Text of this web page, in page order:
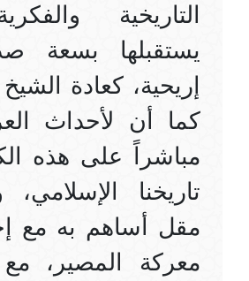
التاريخية
يستقبلها بسعة
إريحية، كعادة
كما أن لأحداث
مباشراً على هذه
تاريخنا
مقل أساهم به مع
معركة المصير، مع